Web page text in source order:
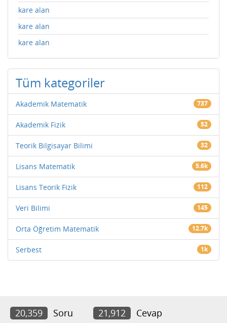
kare alan
kare alan
kare alan
Tüm kategoriler
Akademik Matematik 737
Akademik Fizik 52
Teorik Bilgisayar Bilimi 32
Lisans Matematik 5.6k
Lisans Teorik Fizik 112
Veri Bilimi 145
Orta Öğretim Matematik 12.7k
Serbest 1k
20,359 Soru 21,912 Cevap